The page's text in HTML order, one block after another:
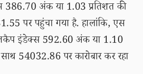
386.70 अंक या 1.03 प्रतिशत की
पर पहुंचा गया है. हालांकि, एस
इंडेक्स 592.60 अंक या 1.10
54032.86 पर कारोबार कर रहा